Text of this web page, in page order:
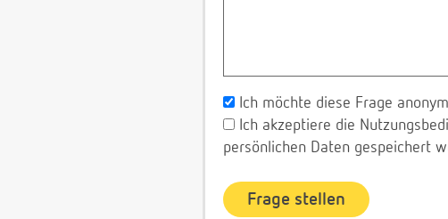
Ich möchte diese Frage
Ich akzeptiere die
persönlichen Daten gespeichert